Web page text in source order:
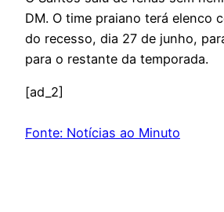
DM. O time praiano terá elenco
do recesso, dia 27 de junho,
para o restante da temporada.
[ad_2]
Fonte: Notícias ao Minuto